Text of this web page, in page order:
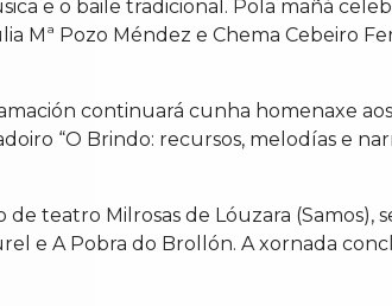
e o baile tradicional. Pola mañá
Mª Pozo Méndez e Chema Cebeiro
continuará cunha homenaxe
“O Brindo: recursos, melodías e
teatro Milrosas de Lóuzara (Samos),
e A Pobra do Brollón. A xornada